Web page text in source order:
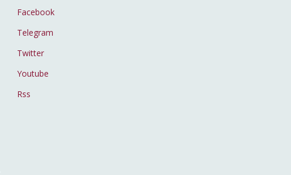
Facebook
Telegram
Twitter
Youtube
Rss